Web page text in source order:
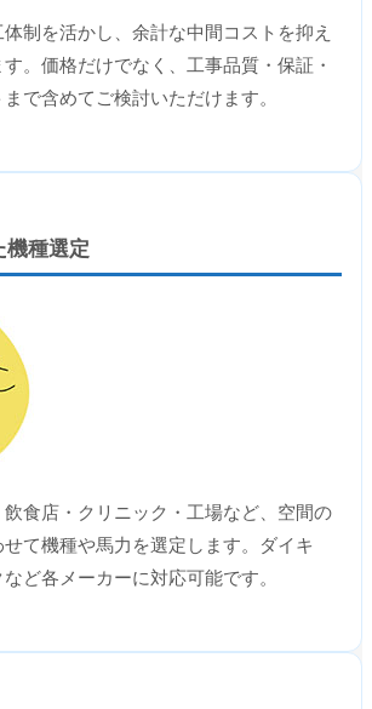
制を活かし、余計な中間コストを抑え
。価格だけでなく、工事品質・保証・
で含めてご検討いただけます。
機種選定
飲食店・クリニック・工場など、空間の
て機種や馬力を選定します。ダイキ
ど各メーカーに対応可能です。